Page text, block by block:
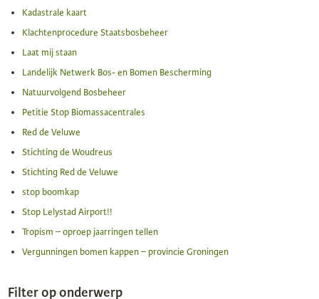
Kadastrale kaart
Klachtenprocedure Staatsbosbeheer
Laat mij staan
Landelijk Netwerk Bos- en Bomen Bescherming
Natuurvolgend Bosbeheer
Petitie Stop Biomassacentrales
Red de Veluwe
Stichting de Woudreus
Stichting Red de Veluwe
stop boomkap
Stop Lelystad Airport!!
Tropism – oproep jaarringen tellen
Vergunningen bomen kappen – provincie Groningen
Filter op onderwerp